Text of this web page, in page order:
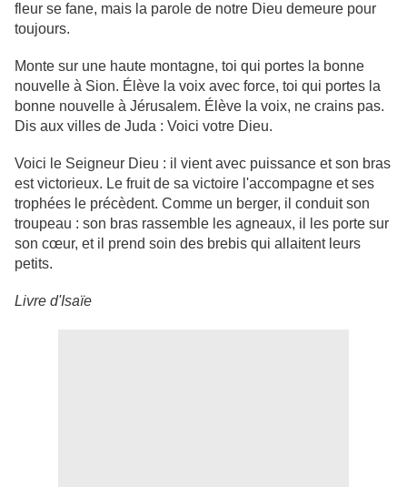
fleur se fane, mais la parole de notre Dieu demeure pour
toujours.
Monte sur une haute montagne, toi qui portes la bonne
nouvelle à Sion. Élève la voix avec force, toi qui portes la
bonne nouvelle à Jérusalem. Élève la voix, ne crains pas.
Dis aux villes de Juda : Voici votre Dieu.
Voici le Seigneur Dieu : il vient avec puissance et son bras
est victorieux. Le fruit de sa victoire l'accompagne et ses
trophées le précèdent. Comme un berger, il conduit son
troupeau : son bras rassemble les agneaux, il les porte sur
son cœur, et il prend soin des brebis qui allaitent leurs
petits.
Livre d'Isaïe